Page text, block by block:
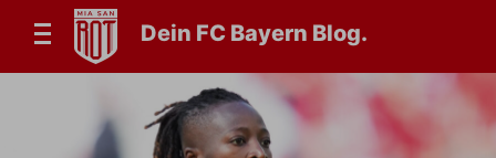
Dein FC Bayern Blog.